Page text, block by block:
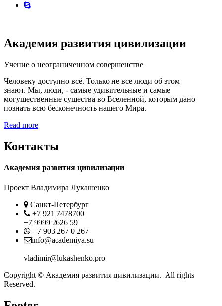
skype
Академия развития цивилизации
Учение о неограниченном совершенстве
Человеку доступно всё. Только не все люди об этом
знают. Мы, люди, - самые удивительные и самые
могущественные существа во Вселенной, которым дано
познать всю бесконечность нашего Мира.
Read more
Контакты
Академия развития цивилизации
Проект Владимира Лукашенко
Location
Санкт-Петербург
Phone
+7 921 7478700
+7 9999 2626 59
Whatsapp
+7 903 267 0 267
Contact
info@academiya.su
vladimir@lukashenko.pro
Copyright © Академия развития цивилизации. All rights
Reserved.